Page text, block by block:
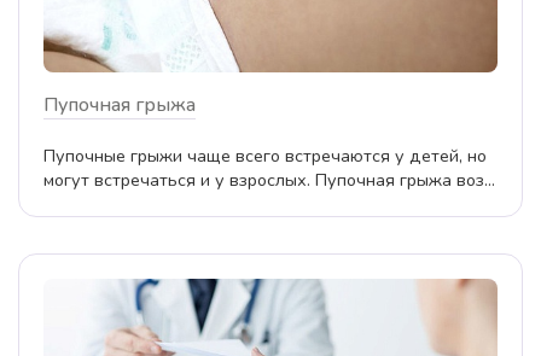
Пупочная грыжа
Пупочные грыжи чаще всего встречаются у детей, но
могут встречаться и у взрослых. Пупочная грыжа воз...